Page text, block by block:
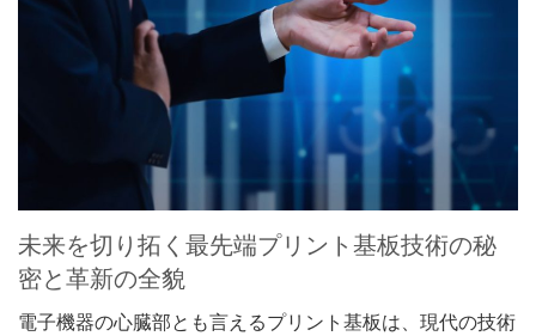
未来を切り拓く最先端プリント基板技術の秘
密と革新の全貌
電子機器の心臓部とも言えるプリント基板は、現代の技術